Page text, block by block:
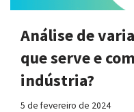
Análise de
que serve e
indústria?
5 de fevereiro de 2024